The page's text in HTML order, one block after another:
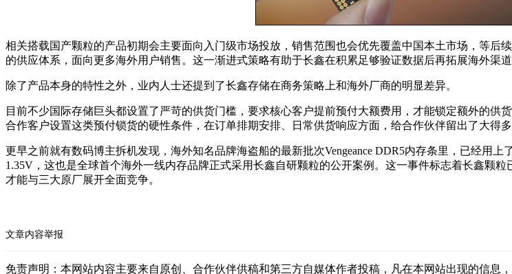
相关搭载国产颗粒的产品初期会主要面向入门级市场投放，销售范围也会优先覆盖中国本土市场，等
的供应体系，面向更多海外用户销售。这一渐进式策略有助于长鑫在积累足够验证数据后再拓展海外渠道
除了产品本身的特性之外，业内人士还提到了长鑫存储在商务策略上和海外厂商的明显差异。
目前不少国际存储巨头都设置了严苛的供货门槛，要求核心客户提前预付大额费用，才能锁定额外的
合作客户设置这类预付锁货的硬性条件，在订单排期安排、日常供货响应方面，给合作伙伴留出了大得
更早之前就有数码博主拆机发现，海外知名品牌海盗船的最新批次Vengeance DDR5内存条里，已经用
1.35V，这也是全球首个海外一线内存品牌正式采用长鑫自研颗粒的公开案例。这一事件标志着长鑫颗
才能与三大原厂展开全面竞争。
文章内容举报
免责声明：本网站内容主要来自原创、合作伙伴供稿和第三方自媒体作者投稿，凡在本网站出现的信